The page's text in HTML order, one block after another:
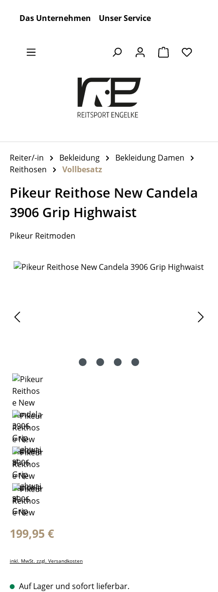
Das Unternehmen Unser Service
Warenkorb
Reiter/-in Bekleidung
Bekleidung Damen
Reithosen
Vollbesatz
Pikeur Reithose New Candela
3906 Grip Highwaist
Pikeur Reitmoden
Bildergalerie überspringen
Regulärer Preis:
199,95 €
inkl. MwSt. zzgl. Versandkosten
Auf Lager und sofort lieferbar.